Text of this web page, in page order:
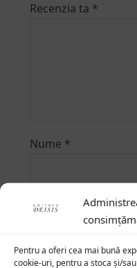
Pentru a oferi cea mai bună
cookie-uri, pentru a stoca și/
Recenzia ta *
Nume *
Email